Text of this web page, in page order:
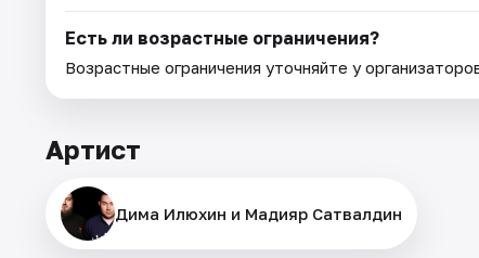
Есть ли возрастные ограничения?
Возрастные ограничения уточняйте у
Артист
Дима Илюхин и Мадияр Сатвалдин